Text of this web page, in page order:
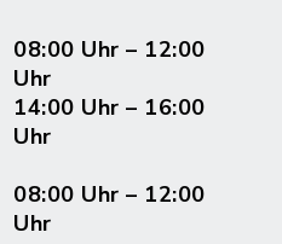
08:00 Uhr – 12:00
Uhr
14:00 Uhr – 16:00
Uhr
08:00 Uhr – 12:00
Uhr